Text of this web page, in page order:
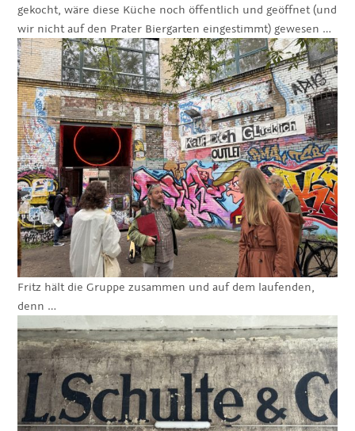
gekocht, wäre diese Küche noch öffentlich und geöffnet (und
wir nicht auf den Prater Biergarten eingestimmt) gewesen …
Fritz hält die Gruppe zusammen und auf dem laufenden,
denn …